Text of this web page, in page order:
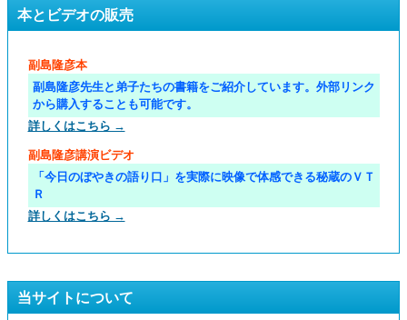
本とビデオの販売
副島隆彦本
副島隆彦先生と弟子たちの書籍をご紹介しています。外部リンク
から購入することも可能です。
詳しくはこちら →
副島隆彦講演ビデオ
「今日のぼやきの語り口」を実際に映像で体感できる秘蔵のＶＴ
Ｒ
詳しくはこちら →
当サイトについて